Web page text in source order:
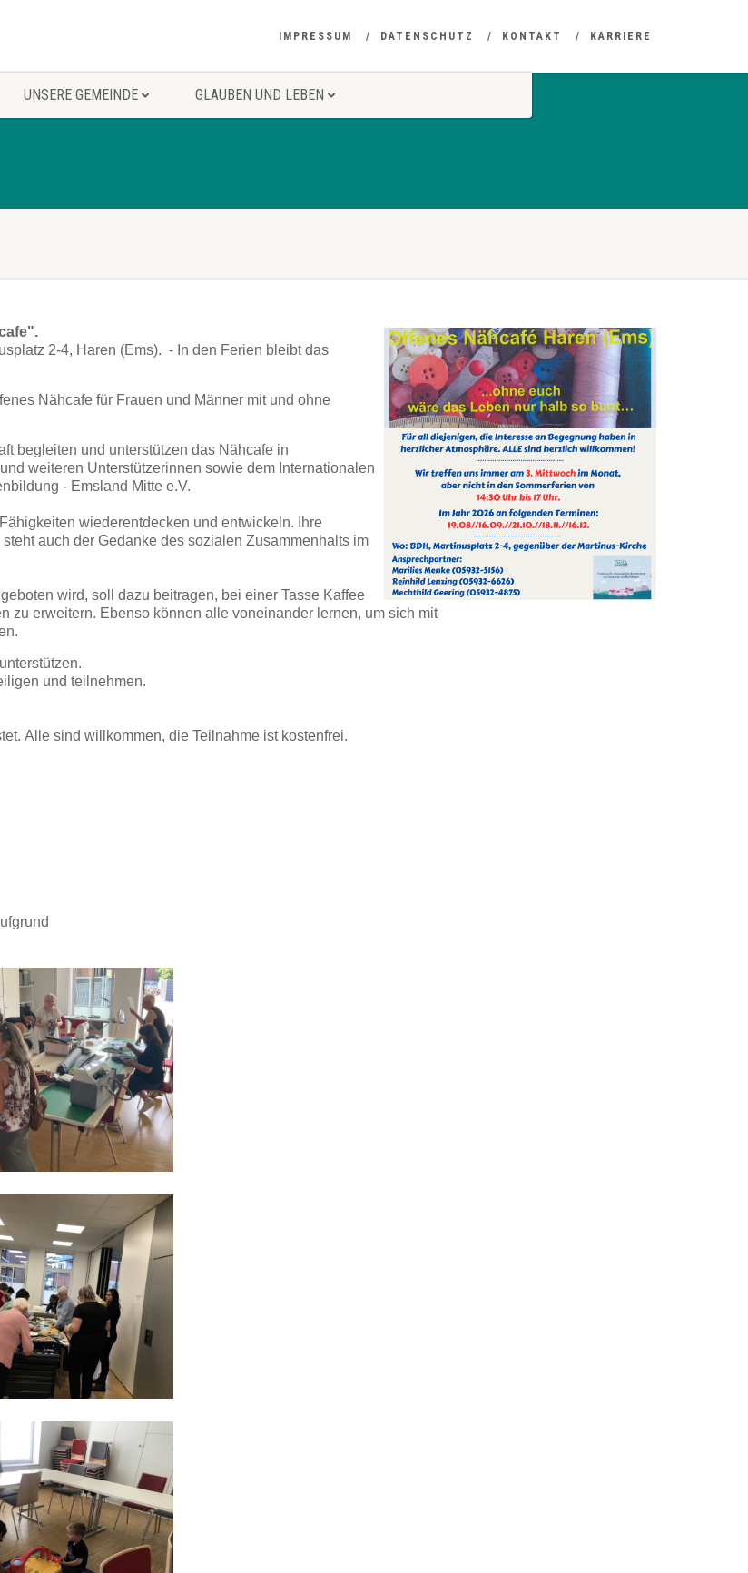
IMPRESSUM DATENSCHUTZ KONTAKT KARRIERE
UNSERE GEMEINDE GLAUBEN UND LEBEN
2-4, Haren (Ems). - In den Ferien bleibt das
Nähcafe für Frauen und Männer mit und ohne
begleiten und unterstützen das Nähcafe in
weiteren Unterstützerinnen sowie dem Internationalen
- Emsland Mitte e.V.
wiederentdecken und entwickeln. Ihre
auch der Gedanke des sozialen Zusammenhalts im
wird, soll dazu beitragen, bei einer Tasse Kaffee
zu erweitern. Ebenso können alle voneinander lernen, um sich mit
und teilnehmen.
Alle sind willkommen, die Teilnahme ist kostenfrei.